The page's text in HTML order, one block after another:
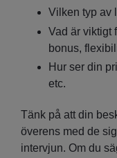
Vilken typ av
Vad är viktigt
bonus,
Hur ser din
etc.
Tänk på att din
överens med de
intervjun. Om du